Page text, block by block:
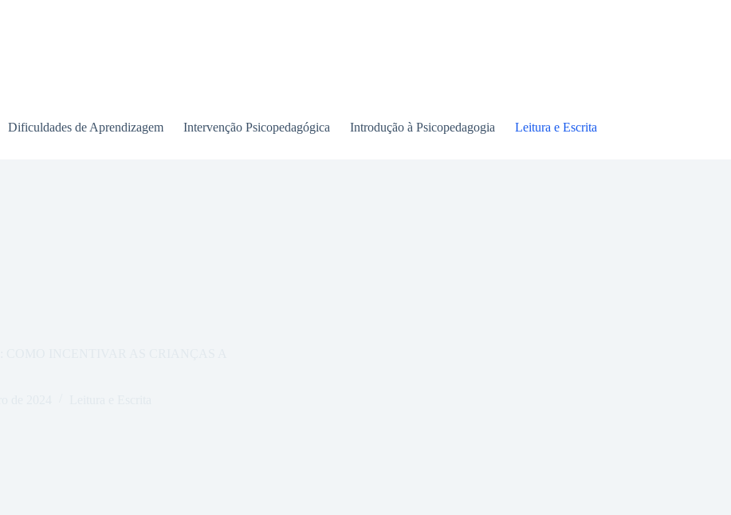
Dificuldades de Aprendizagem Intervenção Psicopedagógica Introdução à Psicopedagogia Leitura e Escrita